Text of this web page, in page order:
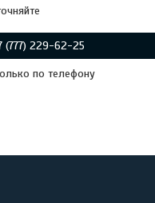
(777) 229-62-25
по телефону